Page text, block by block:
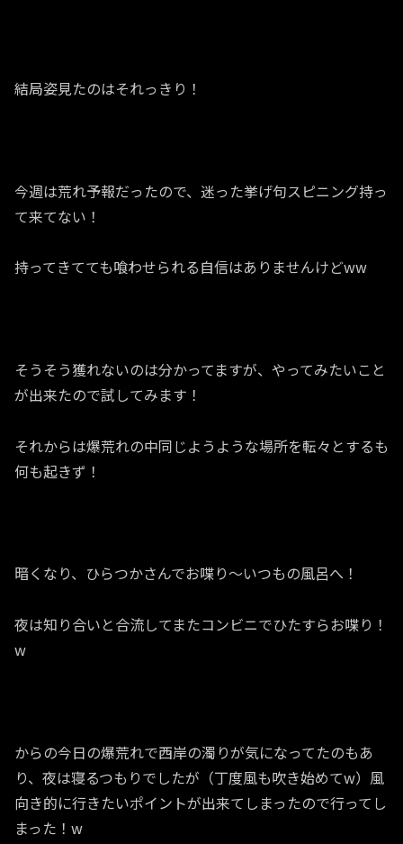
結局姿見たのはそれっきり！
今週は荒れ予報だったので、迷った挙げ句スピニング持っ
て来てない！
持ってきてても喰わせられる自信はありませんけどww
そうそう獲れないのは分かってますが、やってみたいこと
が出来たので試してみます！
それからは爆荒れの中同じようような場所を転々とするも
何も起きず！
暗くなり、ひらつかさんでお喋り～いつもの風呂へ！
夜は知り合いと合流してまたコンビニでひたすらお喋り！
w
からの今日の爆荒れで西岸の濁りが気になってたのもあ
り、夜は寝るつもりでしたが（丁度風も吹き始めてw）風
向き的に行きたいポイントが出来てしまったので行ってし
まった！w